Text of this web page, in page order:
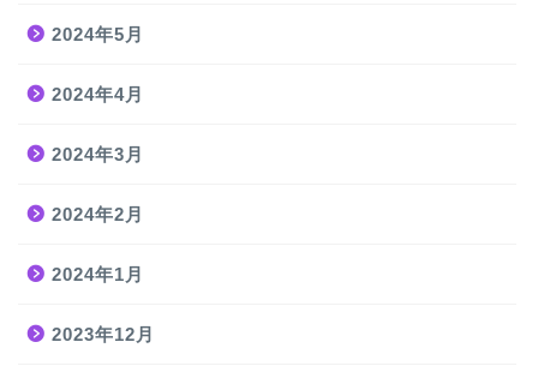
2024年5月
2024年4月
2024年3月
2024年2月
2024年1月
2023年12月